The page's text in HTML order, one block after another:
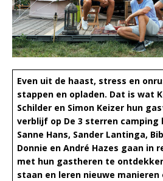
Even uit de haast, stress en
stappen en opladen. Dat is wat
Schilder en Simon Keizer hun
verblijf op De 3 sterren camping
Sanne Hans, Sander Lantinga,
Donnie en André Hazes gaan in
met hun gastheren te
staan en leren nieuwe